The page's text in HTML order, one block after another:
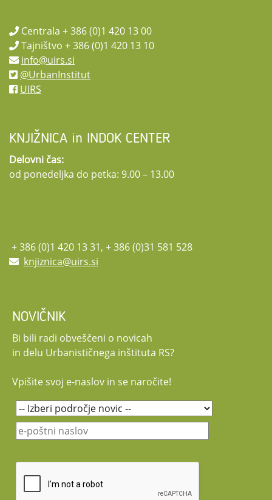
Centrala + 386 (0)1 420 13 00
Tajništvo + 386 (0)1 420 13 10
info@uirs.si
@UrbanInstitut
UIRS
KNJIŽNICA in INDOK CENTER
Delovni čas:
od ponedeljka do petka: 9.00 – 13.00
+ 386 (0)1 420 13 31, + 386 (0)31 581 528
knjiznica@uirs.si
NOVIČNIK
Bi bili radi obveščeni o novicah
in delu Urbanističnega inštituta RS?
Vpišite svoj e-naslov in se naročite!